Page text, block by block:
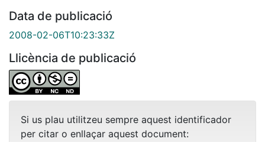
Data de publicació
2008-02-06T10:23:33Z
Llicència de publicació
Si us plau utilitzeu sempre aquest identificador
per citar o enllaçar aquest document: